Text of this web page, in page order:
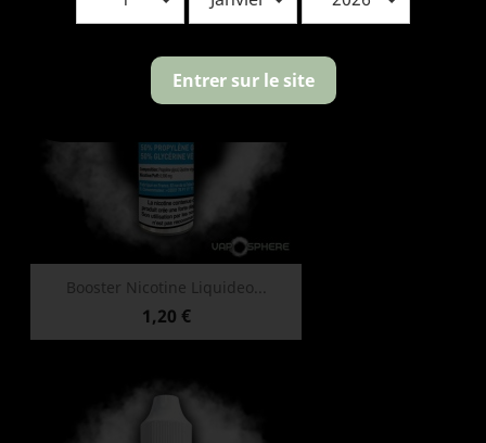
Booster Nicotine Liquideo...
Prix
1,20 €
Entrer sur le site